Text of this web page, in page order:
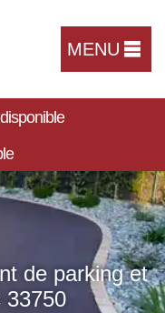
MENU
de parking et
33750